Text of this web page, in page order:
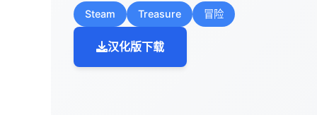
Steam Treasure 冒险
汉化版下载